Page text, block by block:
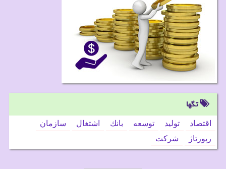
تگها
اقتصاد تولید توسعه بانك اشتغال
سازمان
رپورتاژ
شركت